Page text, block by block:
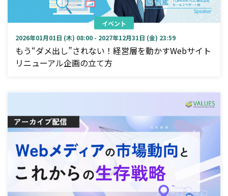
イベント
2026年01月01日 (木) 08:00 - 2027年12月31日 (金) 23:59
もう“ダメ出し”されない！経営層を動かすWebサイト
リニューアル企画の立て方